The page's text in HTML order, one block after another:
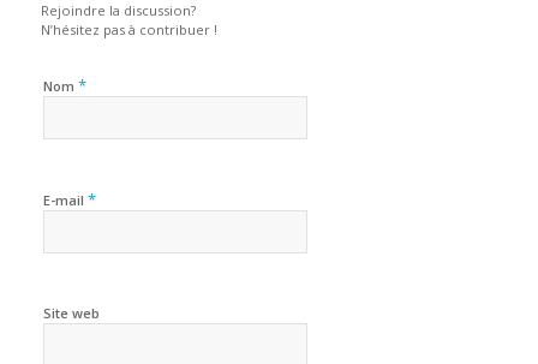
Rejoindre la discussion?
N’hésitez pas à contribuer !
Nom *
E-mail *
Site web